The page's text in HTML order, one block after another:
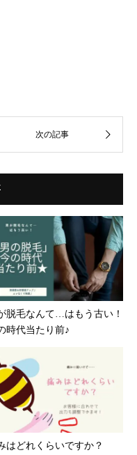
脱毛なんて…はもう古い！
時代当たり前♪
はどれくらいですか？